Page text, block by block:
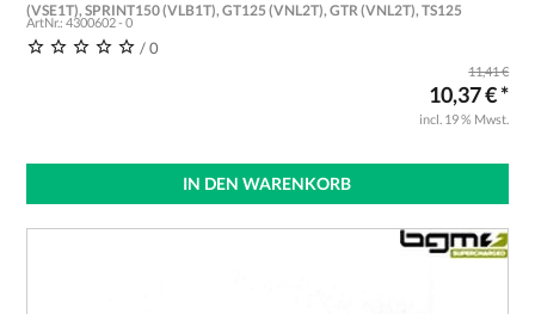
(VSE1T), SPRINT150 (VLB1T), GT125 (VNL2T), GTR (VNL2T), TS125
(VNL3T), GL150 (VLA1T) BREMSKABEL, BREMSSEIL
ArtNr.: 4300602 - 0
/ 0
11,41 €
10,37 € *
incl. 19 % Mwst.
IN DEN WARENKORB